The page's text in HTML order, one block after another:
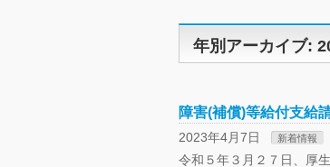
年別アーカイブ:
障害(補償)等給付支給
2023年4月7日 新着情報
令和５年３月２７日、厚